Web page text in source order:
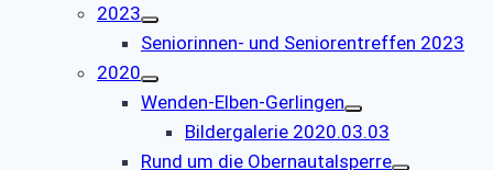
2023
Seniorinnen- und Seniorentreffen 2023
2020
Wenden-Elben-Gerlingen
Bildergalerie 2020.03.03
Rund um die Obernautalsperre